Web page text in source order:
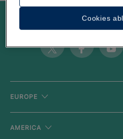
Lassen Sie
Twitter Facebook
EUROPE
AMERICA
Cookies